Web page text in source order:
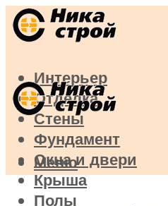
Интерьер
Отделка
Стены
Фундамент
Окна и двери
Крыша
Полы
Меню